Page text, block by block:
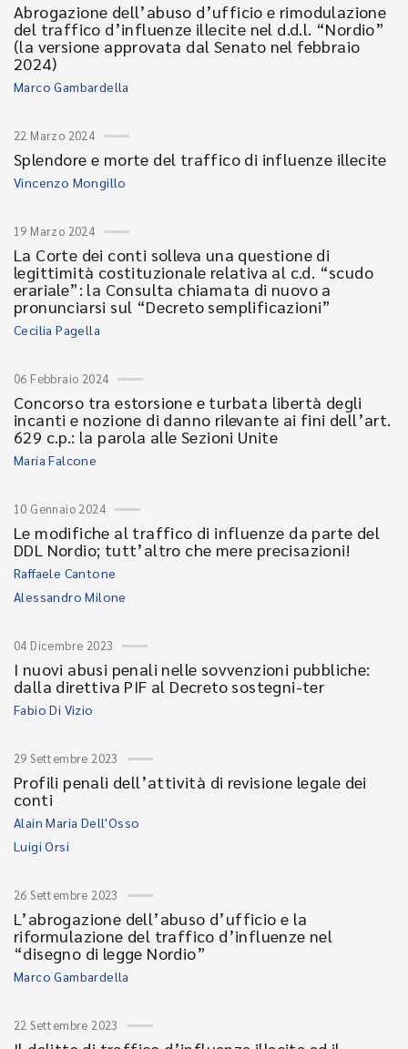
Abrogazione dell’abuso d’ufficio e rimodulazione
del traffico d’influenze illecite nel d.d.l. “Nordio”
(la versione approvata dal Senato nel febbraio
2024)
Marco Gambardella
22 Marzo 2024
Splendore e morte del traffico di influenze illecite
Vincenzo Mongillo
19 Marzo 2024
La Corte dei conti solleva una questione di
legittimità costituzionale relativa al c.d. “scudo
erariale”: la Consulta chiamata di nuovo a
pronunciarsi sul “Decreto semplificazioni”
Cecilia Pagella
06 Febbraio 2024
Concorso tra estorsione e turbata libertà degli
incanti e nozione di danno rilevante ai fini dell’art.
629 c.p.: la parola alle Sezioni Unite
Maria Falcone
10 Gennaio 2024
Le modifiche al traffico di influenze da parte del
DDL Nordio; tutt’altro che mere precisazioni!
Raffaele Cantone
Alessandro Milone
04 Dicembre 2023
I nuovi abusi penali nelle sovvenzioni pubbliche:
dalla direttiva PIF al Decreto sostegni-ter
Fabio Di Vizio
29 Settembre 2023
Profili penali dell’attività di revisione legale dei
conti
Alain Maria Dell'Osso
Luigi Orsi
26 Settembre 2023
L’abrogazione dell’abuso d’ufficio e la
riformulazione del traffico d’influenze nel
“disegno di legge Nordio”
Marco Gambardella
22 Settembre 2023